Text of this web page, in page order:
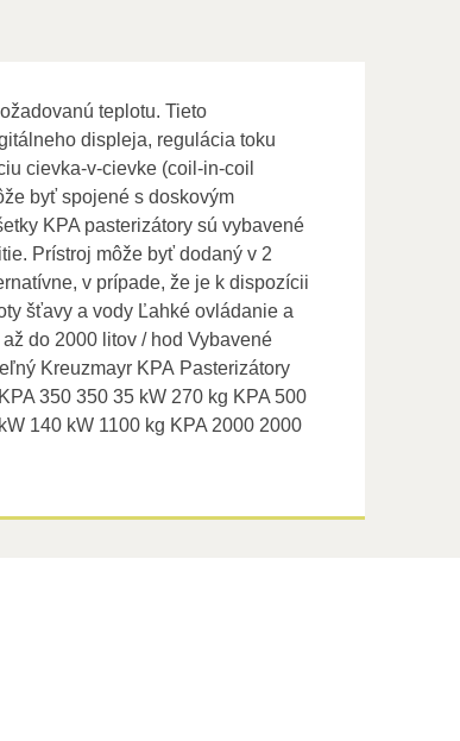
teplotu. Tieto
displeja, regulácia toku
cievka-v-cievke (coil-in-coil
byť spojené s doskovým
KPA pasterizátory sú vybavené
Prístroj môže byť dodaný v 2
v prípade, že je k dispozícii
šťavy a vody Ľahké ovládanie a
do 2000 litov / hod Vybavené
Kreuzmayr KPA Pasterizátory
350 350 35 kW 270 kg KPA 500
140 kW 1100 kg KPA 2000 2000